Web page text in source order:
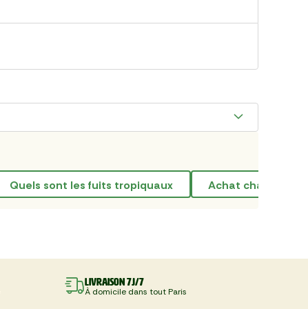
quels sont les fuits tropiquaux achat
Livraison 7J/7
À domicile dans tout Paris